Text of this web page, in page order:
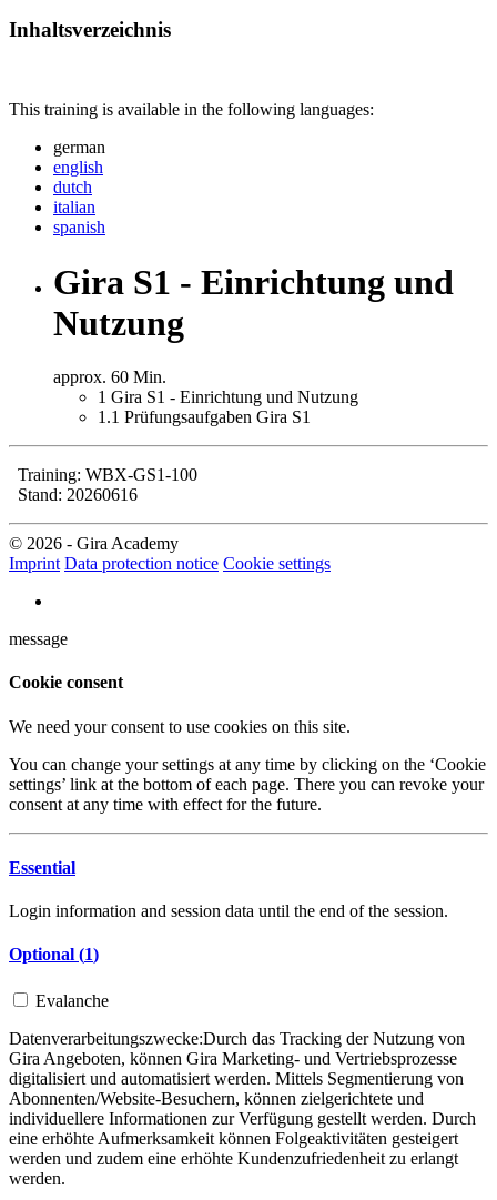
Inhaltsverzeichnis
This training is available in the following languages:
german
english
dutch
italian
spanish
Gira S1 - Einrichtung und
Nutzung
approx. 60 Min.
1 Gira S1 - Einrichtung und Nutzung
1.1 Prüfungsaufgaben Gira S1
Training: WBX-GS1-100
Stand: 20260616
© 2026 - Gira Academy
Imprint Data protection notice Cookie settings
message
Cookie consent
We need your consent to use cookies on this site.
You can change your settings at any time by clicking on the ‘Cookie
settings’ link at the bottom of each page. There you can revoke your
consent at any time with effect for the future.
Essential
Login information and session data until the end of the session.
Optional (1)
Evalanche
Datenverarbeitungszwecke:Durch das Tracking der Nutzung von
Gira Angeboten, können Gira Marketing- und Vertriebsprozesse
digitalisiert und automatisiert werden. Mittels Segmentierung von
Abonnenten/Website-Besuchern, können zielgerichtete und
individuellere Informationen zur Verfügung gestellt werden. Durch
eine erhöhte Aufmerksamkeit können Folgeaktivitäten gesteigert
werden und zudem eine erhöhte Kundenzufriedenheit zu erlangt
werden.